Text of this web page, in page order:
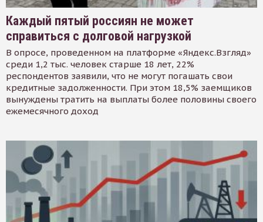
Каждый пятый россиян не может
справиться с долговой нагрузкой
В опросе, проведенном на платформе «Яндекс.Взгляд»
среди 1,2 тыс. человек старше 18 лет, 22%
респондентов заявили, что не могут погашать свои
кредитные задолженности. При этом 18,5% заемщиков
вынуждены тратить на выплаты более половины своего
ежемесячного доход